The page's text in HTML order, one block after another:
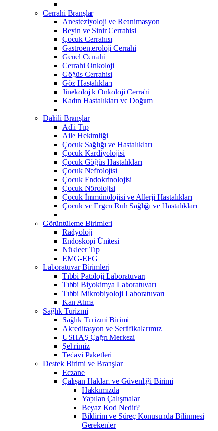
Cerrahi Branşlar
Anesteziyoloji ve Reanimasyon
Beyin ve Sinir Cerrahisi
Çocuk Cerrahisi
Gastroenteroloji Cerrahi
Genel Cerrahi
Cerrahi Onkoloji
Göğüs Cerrahisi
Göz Hastalıkları
Jinekolojik Onkoloji Cerrahi
Kadın Hastalıkları ve Doğum
Dahili Branşlar
Adli Tıp
Aile Hekimliği
Çocuk Sağlığı ve Hastalıkları
Çocuk Kardiyolojisi
Çocuk Göğüs Hastalıkları
Çocuk Nefrolojisi
Çocuk Endokrinolojisi
Çocuk Nörolojisi
Çocuk İmmünolojisi ve Allerji Hastalıkları
Çocuk ve Ergen Ruh Sağlığı ve Hastalıkları
Görüntüleme Birimleri
Radyoloji
Endoskopi Ünitesi
Nükleer Tıp
EMG-EEG
Laboratuvar Birimleri
Tıbbi Patoloji Laboratuvarı
Tıbbi Biyokimya Laboratuvarı
Tıbbi Mikrobiyoloji Laboratuvarı
Kan Alma
Sağlık Turizmi
Sağlık Turizmi Birimi
Akreditasyon ve Sertifikalarımız
USHAŞ Çağrı Merkezi
Şehrimiz
Tedavi Paketleri
Destek Birimi ve Branşlar
Eczane
Çalışan Hakları ve Güvenliği Birimi
Hakkımızda
Yapılan Çalışmalar
Beyaz Kod Nedir?
Bildirim ve Süreç Konusunda Bilinmesi
Gerekenler